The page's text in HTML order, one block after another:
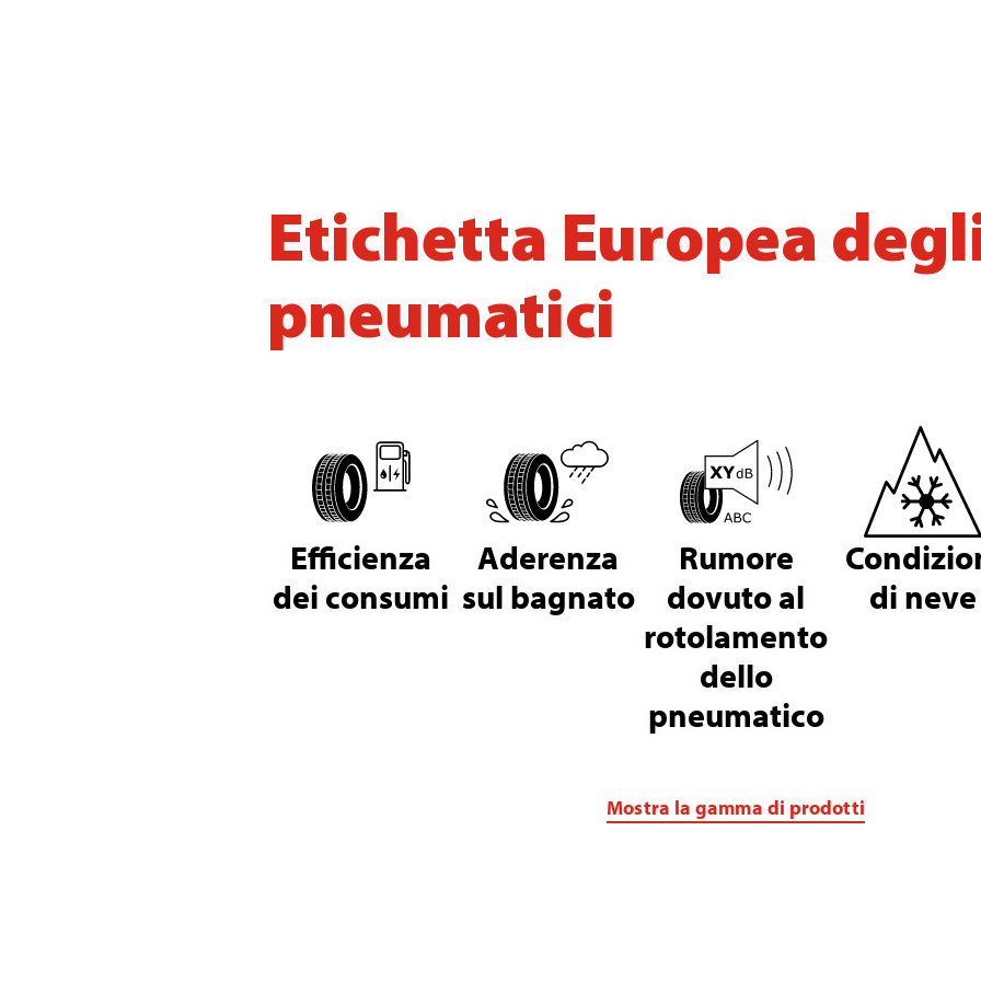
Etichetta Europea
pneumatici
Efficienza
dei consumi
Aderenza
sul bagnato
Rumore
dovuto al
rotolamento
dello
pneumatico
di neve
Mostra la gamma di prodotti